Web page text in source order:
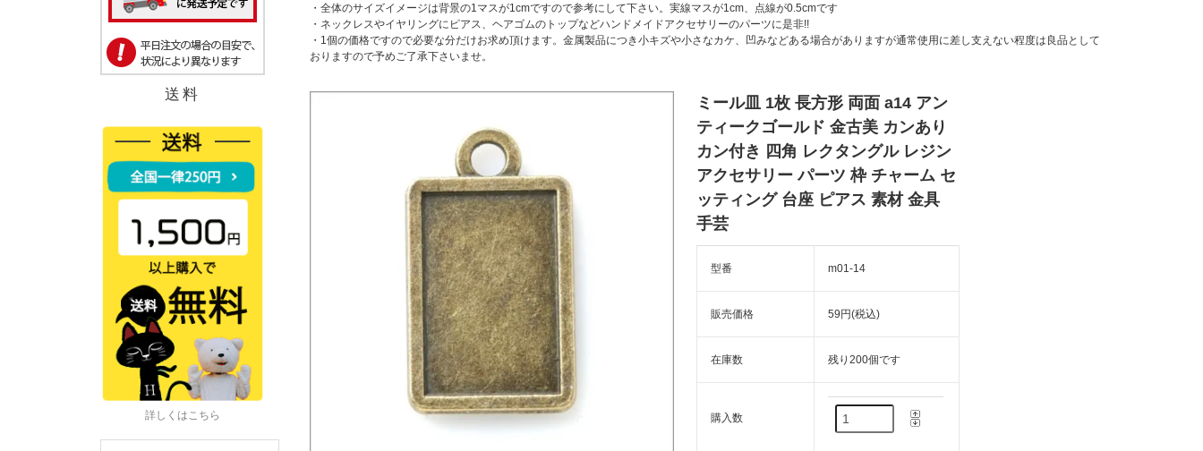
送料
詳しくはこちら
・全体のサイズイメージは背景の1マスが1cmですので参考にして下さい。実線マスが1cm、点線が0.5cmです
・ネックレスやイヤリングにピアス、ヘアゴムのトップなどハンドメイドアクセサリーのパーツに是非!!
・1個の価格ですので必要な分だけお求め頂けます。金属製品につき小キズや小さなカケ、凹みなどある場合がありますが通常使用に差し支えない程度は良品として
おりますので予めご了承下さいませ。
ミール皿 1枚 長方形 両面 a14 アン
ティークゴールド 金古美 カンあり
カン付き 四角 レクタングル レジン
アクセサリー パーツ 枠 チャーム セ
ッティング 台座 ピアス 素材 金具
手芸
型番 m01-14
販売価格 59円(税込)
在庫数 残り200個です
購入数